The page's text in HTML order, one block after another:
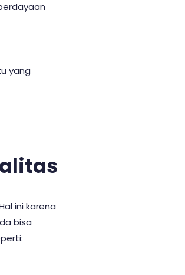
yang
ini karena
bisa